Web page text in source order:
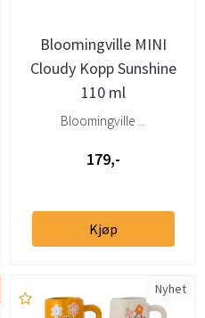
Bloomingville MINI
Cloudy Kopp Sunshine
110 ml
Bloomingville ...
179,-
Kjøp
Nyhet